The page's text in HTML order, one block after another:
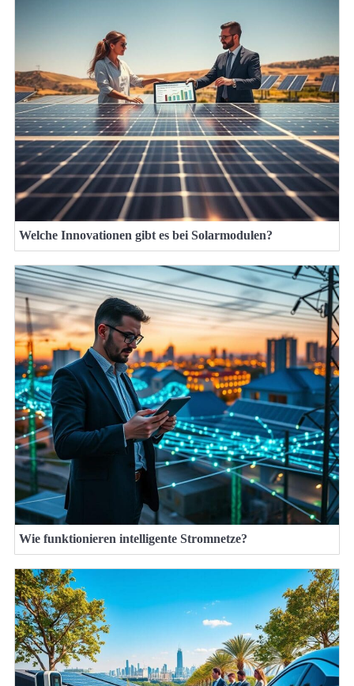
Welche Innovationen gibt es bei Solarmodulen?
Wie funktionieren intelligente Stromnetze?